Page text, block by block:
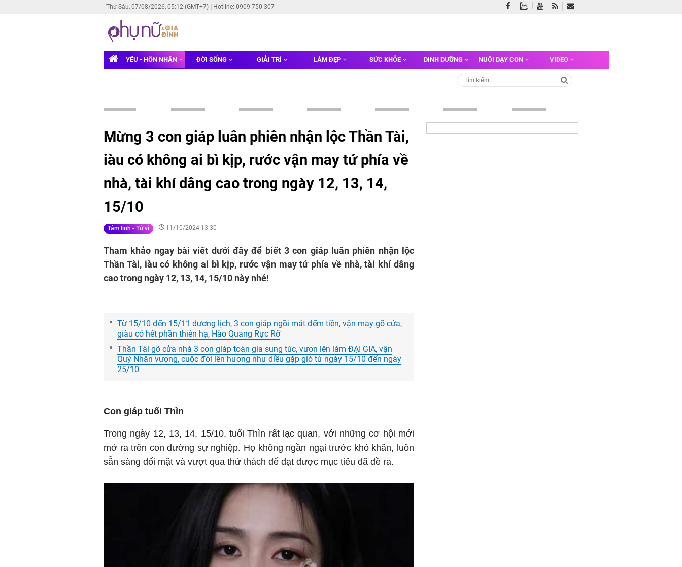
Thứ Sáu, 07/08/2026, 05:12 (GMT+7) Hotline: 0909 750 307
YÊU - HÔN NHÂN ĐỜI SỐNG GIẢI TRÍ LÀM ĐẸP SỨC KHỎE DINH DƯỠNG NUÔI DẠY CON VIDEO
Mừng 3 con giáp luân phiên nhận lộc Thần Tài,
iàu có không ai bì kịp, rước vận may tứ phía về
nhà, tài khí dâng cao trong ngày 12, 13, 14,
15/10
Tâm linh - Tử vi 11/10/2024 13:30
Tham khảo ngay bài viết dưới đây để biết 3 con giáp luân phiên nhận lộc
Thần Tài, iàu có không ai bì kịp, rước vận may tứ phía về nhà, tài khí dâng
cao trong ngày 12, 13, 14, 15/10 này nhé!
Từ 15/10 đến 15/11 dương lịch, 3 con giáp ngồi mát đếm tiền, vận may gõ cửa,
giàu có hết phần thiên hạ, Hào Quang Rực Rỡ
Thần Tài gõ cửa nhà 3 con giáp toàn gia sung túc, vươn lên làm ĐẠI GIA, vận
Quý Nhân vượng, cuộc đời lên hương như diều gặp gió từ ngày 15/10 đến ngày
25/10
Con giáp tuổi Thìn
Trong ngày 12, 13, 14, 15/10, tuổi Thìn rất lạc quan, với những cơ hội mới
mở ra trên con đường sự nghiệp. Họ không ngần ngại trước khó khăn, luôn
sẵn sàng đối mặt và vượt qua thử thách để đạt được mục tiêu đã đề ra.